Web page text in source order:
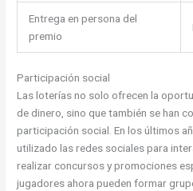
Entrega en persona del
premio
Participación social
Las loterías no solo ofrecen la
de dinero, sino que también se han
participación social. En los últimos
utilizado las redes sociales para
realizar concursos y promociones
jugadores ahora pueden formar